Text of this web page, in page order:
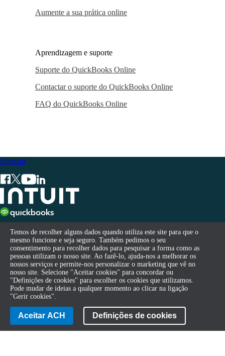
Aumente a sua prática online
Aprendizagem e suporte
Suporte do QuickBooks Online
Contactar o suporte do QuickBooks Online
FAQ do QuickBooks Online
Sitemap
© 2026 Intuit Inc. All rights reserved.
Intuit, QuickBooks, QB, TurboTax, ProConnect e Mint são marcas
comerciais registadas da Intuit Inc. Termos e Condições,
funcionalidades, suporte, preços e opções de serviço sujeitos a
alterações sem aviso prévio.
Ao aceder a e ao utilizar esta página, aceita os Termos e Condições.
Terms of Service
Temos de recolher alguns dados quando utiliza este site para que o
mesmo funcione e seja seguro. Também pedimos o seu
consentimento para recolher dados para pesquisar a forma como as
pessoas utilizam o nosso site. Ao fazê-lo, ajuda-nos a melhorar os
nossos serviços e permite-nos personalizar o marketing que vê no
nosso site. Selecione "Aceitar cookies" para concordar ou
"Definições de cookies" para escolher os cookies que utilizamos.
Pode mudar de ideias a qualquer momento ao clicar na ligação
"Gerir cookies".
Aceitar ACH Definições de cookies
Temos de recolher alguns dados quando utiliza este site para que o
mesmo funcione e seja seguro. Também pedimos o seu
consentimento para recolher dados para pesquisar a forma como as
pessoas utilizam o nosso site. Ao fazê-lo, ajuda-nos a melhorar os
nossos serviços e permite-nos personalizar o marketing que vê no
nosso site. Selecione "Aceitar cookies" para concordar ou
"Definições de cookies" para escolher os cookies que utilizamos.
Pode mudar de ideias a qualquer momento ao clicar na ligação
"Gerir cookies".
Aceitar ACH Definições de cookies